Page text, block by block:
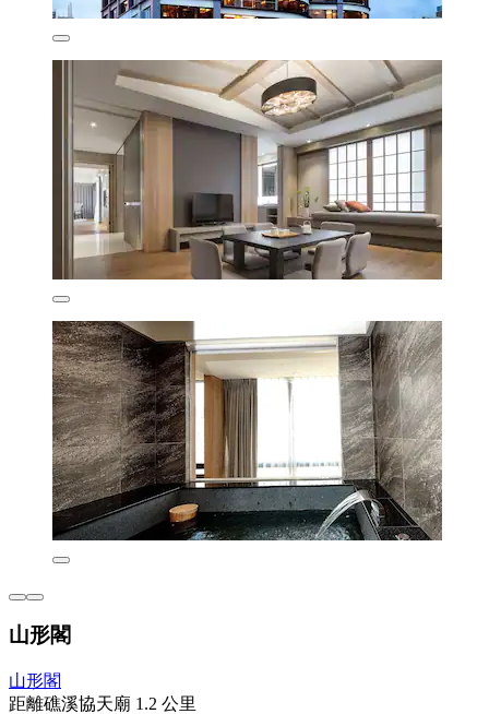
山形閣
山形閣
距離礁溪協天廟 1.2 公里